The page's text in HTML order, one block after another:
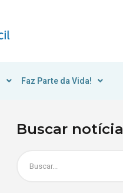
Faz Parte da Vida!
Buscar notícia